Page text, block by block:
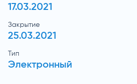
17.03.2021
Закрытие
25.03.2021
Тип
Электронный